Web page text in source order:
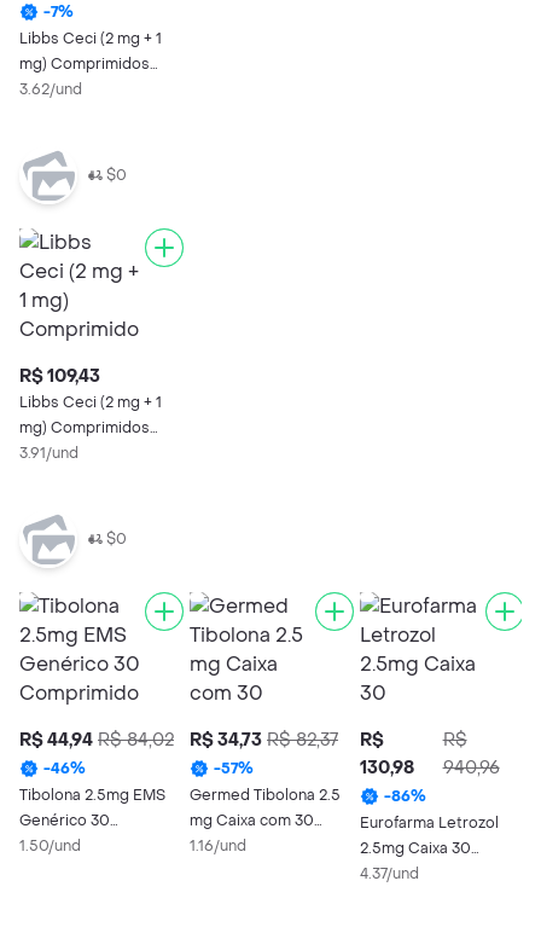
-7%
Libbs Ceci (2 mg + 1
mg) Comprimidos
Revestidos
3.62/und
$0
R$ 109,43
Libbs Ceci (2 mg + 1
mg) Comprimidos
Revestidos
3.91/und
$0
R$ 44,94 R$ 84,02
-46%
Tibolona 2.5mg EMS
Genérico 30
Comprimidos
1.50/und
R$ 34,73 R$ 82,37
-57%
Germed Tibolona 2.5
mg Caixa com 30
Comprimidos
1.16/und
R$
130,98
R$
940,96
-86%
Eurofarma Letrozol
2.5mg Caixa 30
Comprimidos
4.37/und